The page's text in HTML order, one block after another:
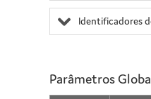
Identificadores
Parâmetros